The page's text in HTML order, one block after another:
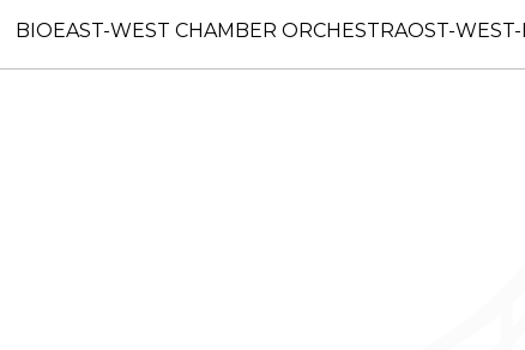
BIOEAST-WEST CHAMBER ORCHESTRAOST-